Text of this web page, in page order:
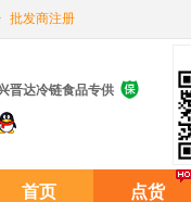
批发商注册
晋达冷链食品专供 
首页 点货